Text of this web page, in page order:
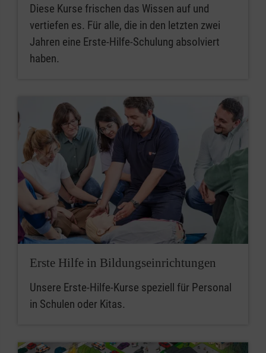
Diese Kurse frischen das Wissen auf und
vertiefen es. Für alle, die in den letzten zwei
Jahren eine Erste-Hilfe-Schulung absolviert
haben.
Erste Hilfe in Bildungseinrichtungen
Unsere Erste-Hilfe-Kurse speziell für Personal
in Schulen oder Kitas.